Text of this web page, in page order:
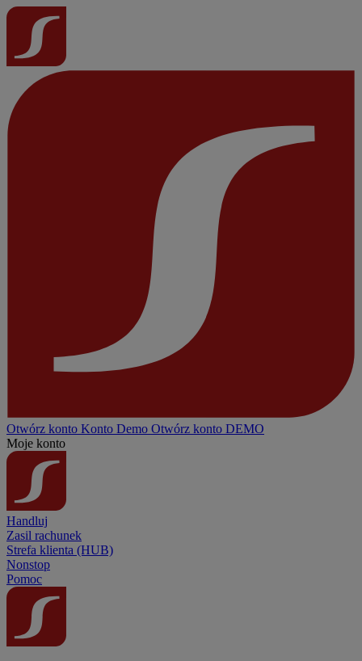
Otwórz konto Konto Demo Otwórz konto DEMO
Moje konto
Handluj
Zasil rachunek
Strefa klienta (HUB)
Nonstop
Pomoc